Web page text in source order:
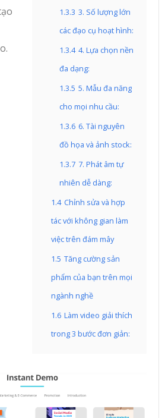
1.3.3 3. Số lượng lớn
các đạo cụ hoạt hình:
1.3.4 4. Lựa chọn nền
đa dạng:
1.3.5 5. Mẫu đa năng
cho mọi nhu cầu:
1.3.6 6. Tài nguyên
đồ họa và ảnh stock:
1.3.7 7. Phát âm tự
nhiên dễ dàng:
1.4 Chỉnh sửa và hợp
tác với không gian làm
việc trên đám mây
1.5 Tăng cường sản
phẩm của bạn trên mọi
ngành nghề
1.6 Làm video giải thích
trong 3 bước đơn giản: